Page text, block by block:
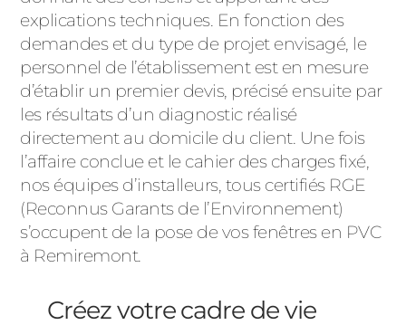
explications techniques. En fonction des
demandes et du type de projet envisagé, le
personnel de l’établissement est en mesure
d’établir un premier devis, précisé ensuite par
les résultats d’un diagnostic réalisé
directement au domicile du client. Une fois
l’affaire conclue et le cahier des charges fixé,
nos équipes d’installeurs, tous certifiés RGE
(Reconnus Garants de l’Environnement)
s’occupent de la pose de vos fenêtres en PVC
à Remiremont.
Créez votre cadre de vie